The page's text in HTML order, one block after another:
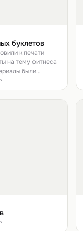
буклетов
к печати
на тему фитнеса
были